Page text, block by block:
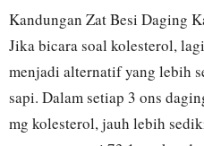
Kandungan Zat Besi Daging
Jika bicara soal kolesterol,
menjadi alternatif yang lebih
sapi. Dalam setiap 3 ons
mg kolesterol, jauh lebih